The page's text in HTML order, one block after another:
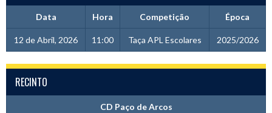
Data Hora Competição Época
12 de Abril, 2026 11:00 Taça APL Escolares 2025/2026
RECINTO
CD Paço de Arcos